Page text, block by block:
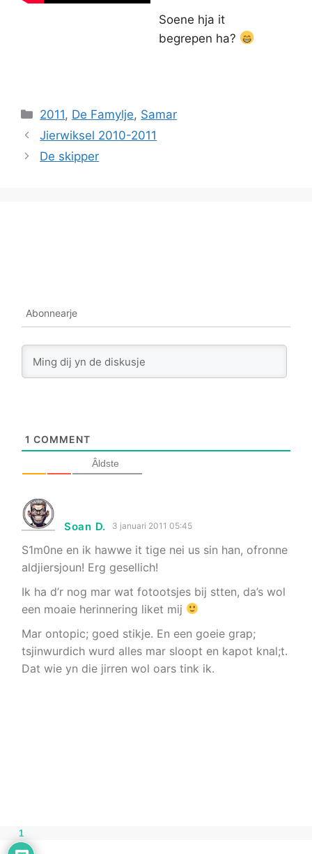
Soene hja it
begrepen ha?
Categories
2011, De Famylje, Samar
Jierwiksel 2010-2011
De skipper
Abonnearje
1 COMMENT
Âldste
Soan D. 3 januari 2011 05:45
S1m0ne en ik hawwe it tige nei us sin han, ofronne
aldjiersjoun! Erg gesellich!
Ik ha d’r nog mar wat fotootsjes bij stten, da’s wol
een moaie herinnering liket mij
Mar ontopic; goed stikje. En een goeie grap;
tsjinwurdich wurd alles mar sloopt en kapot knal;t.
Dat wie yn die jirren wol oars tink ik.
1